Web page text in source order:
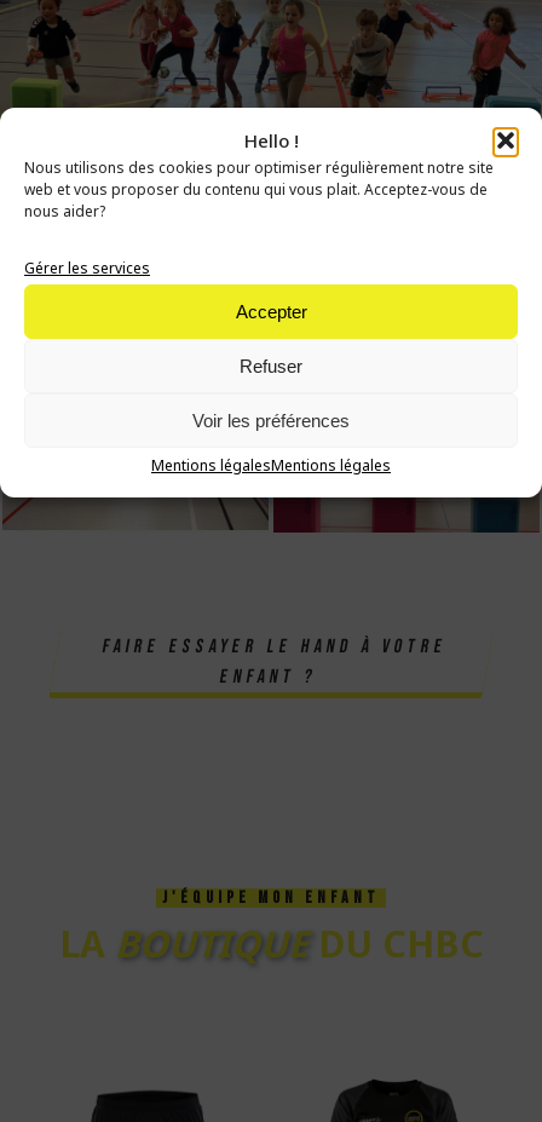
Hello !
Nous utilisons des cookies pour optimiser régulièrement notre site
web et vous proposer du contenu qui vous plait. Acceptez-vous de
nous aider?
Gérer les services
Accepter
Refuser
Voir les préférences
Mentions légalesMentions légales
faire essayer le hand à votre
enfant ?
J'ÉQUIPE MON ENFANT
LA BOUTIQUEDU CHBC